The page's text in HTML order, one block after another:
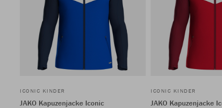
ICONIC KINDER
JAKO Kapuzenjacke Iconic
ICONIC KINDER
JAKO Kapuzenjacke